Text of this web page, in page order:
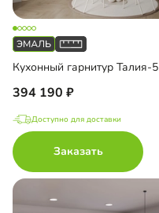
Кухонный гарнитур Талия-5
394 190
Доступно для доставки
Заказать